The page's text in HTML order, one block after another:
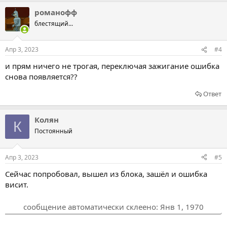
романофф
блестящий...
Апр 3, 2023 #4
и прям ничего не трогая, переключая зажигание ошибка
снова появляется??
Ответ
К Колян
Постоянный
Апр 3, 2023 #5
Сейчас попробовал, вышел из блока, зашёл и ошибка
висит.
сообщение автоматически склеено: Янв 1, 1970